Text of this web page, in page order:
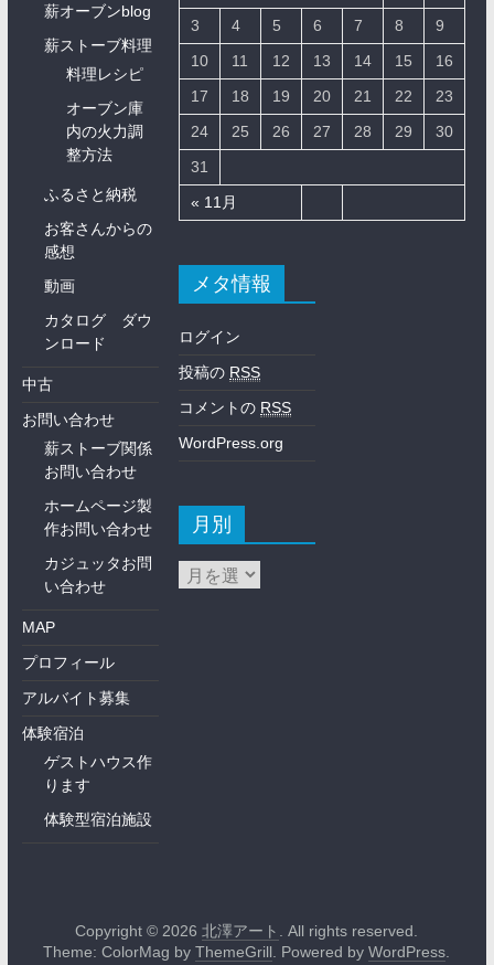
薪オーブンblog
薪ストーブ料理
料理レシピ
オーブン庫
内の火力調
整方法
ふるさと納税
お客さんからの
感想
動画
カタログ ダウ
ンロード
中古
お問い合わせ
薪ストーブ関係
お問い合わせ
ホームページ製
作お問い合わせ
カジュッタお問
い合わせ
MAP
プロフィール
アルバイト募集
体験宿泊
ゲストハウス作
ります
体験型宿泊施設
« 11月
3
4 5 6 7 8
9
10
11 12 13 14 15
16
17
18 19 20 21 22
23
24
25 26 27 28 29
30
31
メタ情報
ログイン
投稿の RSS
コメントの RSS
WordPress.org
月別
Copyright © 2026北澤アート
. All rights reserved.
Theme: ColorMag byThemeGrill . Powered byWordPress